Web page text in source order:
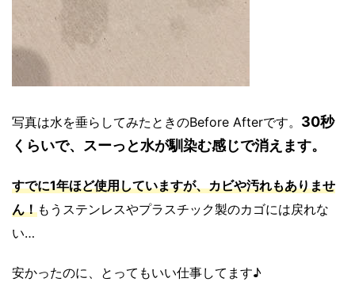
写真は水を垂らしてみたときのBefore Afterです。 30秒
くらいで、スーっと水が馴染む感じで消えます。
すでに1年ほど使用していますが、カビや汚れもありませ
ん！もうステンレスやプラスチック製のカゴには戻れな
い…
安かったのに、とってもいい仕事してます♪